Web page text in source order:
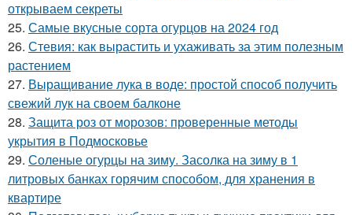
открываем секреты
25. Самые вкусные сорта огурцов на 2024 год
26. Стевия: как вырастить и ухаживать за этим полезным
растением
27. Выращивание лука в воде: простой способ получить
свежий лук на своем балконе
28. Защита роз от морозов: проверенные методы
укрытия в Подмосковье
29. Соленые огурцы на зиму. Засолка на зиму в 1
литровых банках горячим способом, для хранения в
квартире